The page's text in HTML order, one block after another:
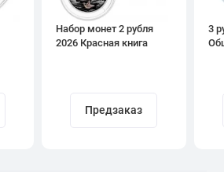
Набор монет 2 рубля
2026 Красная книга
Предзаказ
3